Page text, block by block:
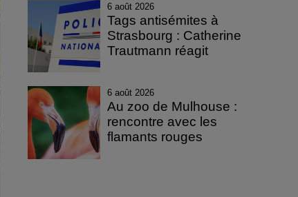
6 août 2026
Tags antisémites à
Strasbourg : Catherine
Trautmann réagit
6 août 2026
Au zoo de Mulhouse :
rencontre avec les
flamants rouges